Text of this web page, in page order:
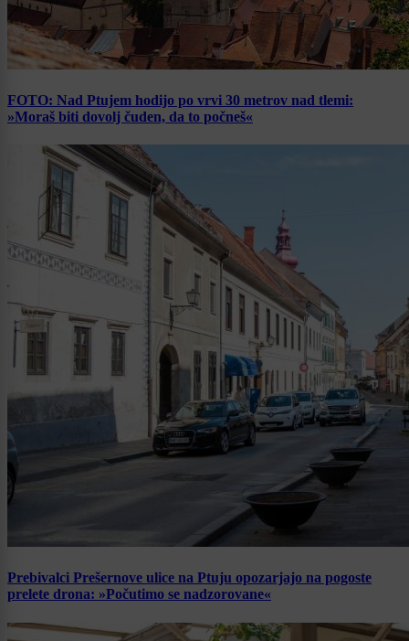
FOTO: Nad Ptujem hodijo po vrvi 30 metrov nad tlemi:
»Moraš biti dovolj čuden, da to počneš«
Prebivalci Prešernove ulice na Ptuju opozarjajo na pogoste
prelete drona: »Počutimo se nadzorovane«